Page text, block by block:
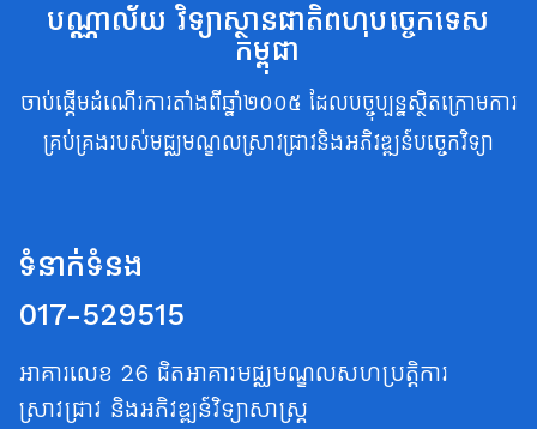
បណ្ណាល័យ វិទ្យាស្ថានជាតិពហុបច្ចេកទេស
កម្ពុជា
ចាប់ផ្តើមដំណើរការតាំងពីឆ្នាំ២០០៥ ដែលបច្ចុប្បន្នស្ថិតក្រោមការ
គ្រប់គ្រងរបស់មជ្ឈមណ្ឌលស្រាវជ្រាវនិងអភិវឌ្ឍន៍បច្ចេកវិទ្យា
ទំនាក់ទំនង
017-529515
អាគារលេខ 26 ជិតអាគារមជ្ឈមណ្ឌលសហប្រត្តិការ
ស្រាវជ្រាវ និងអភិវឌ្ឍន៍វិទ្យាសាស្ត្រ